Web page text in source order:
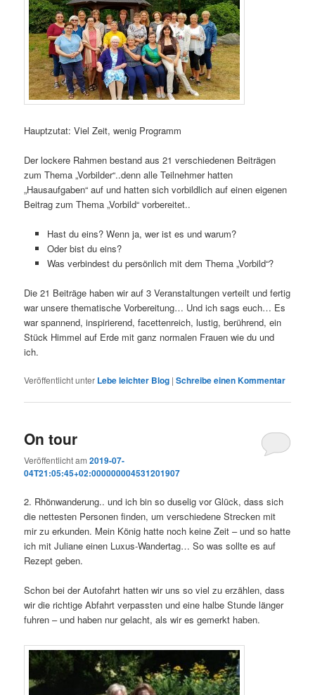
Hauptzutat: Viel Zeit, wenig Programm
Der lockere Rahmen bestand aus 21 verschiedenen Beiträgen
zum Thema „Vorbilder“..denn alle Teilnehmer hatten
„Hausaufgaben“ auf und hatten sich vorbildlich auf einen eigenen
Beitrag zum Thema „Vorbild“ vorbereitet..
Hast du eins? Wenn ja, wer ist es und warum?
Oder bist du eins?
Was verbindest du persönlich mit dem Thema „Vorbild“?
Die 21 Beiträge haben wir auf 3 Veranstaltungen verteilt und fertig
war unsere thematische Vorbereitung… Und ich sags euch… Es
war spannend, inspirierend, facettenreich, lustig, berührend, ein
Stück Himmel auf Erde mit ganz normalen Frauen wie du und
ich.
Veröffentlicht unter Lebe leichter Blog |Schreibe einen Kommentar
On tour
Veröffentlicht am2019-07-
04T21:05:45+02:000000004531201907
2. Rhönwanderung.. und ich bin so duselig vor Glück, dass sich
die nettesten Personen finden, um verschiedene Strecken mit
mir zu erkunden. Mein König hatte noch keine Zeit – und so hatte
ich mit Juliane einen Luxus-Wandertag… So was sollte es auf
Rezept geben.
Schon bei der Autofahrt hatten wir uns so viel zu erzählen, dass
wir die richtige Abfahrt verpassten und eine halbe Stunde länger
fuhren – und haben nur gelacht, als wir es gemerkt haben.